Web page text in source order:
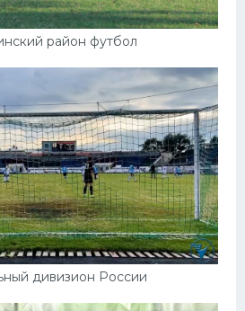
район футбол
дивизион России